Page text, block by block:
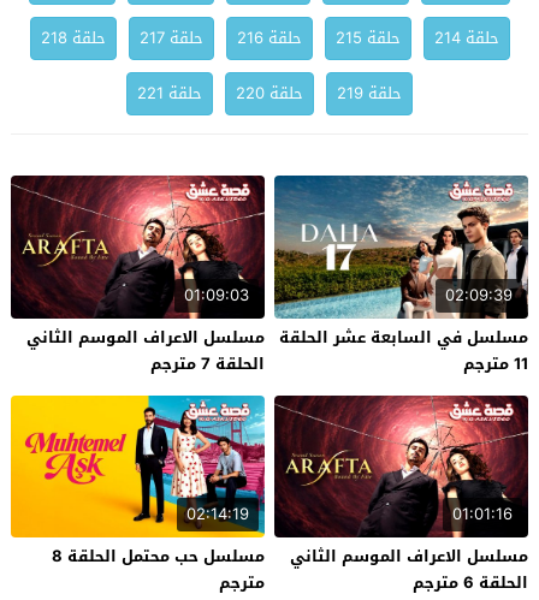
حلقة 214
حلقة 215 حلقة 216 حلقة 217
حلقة 218
حلقة 219
حلقة 220 حلقة 221
02:09:39
مسلسل في السابعة عشر الحلقة
11 مترجم
01:09:03
مسلسل الاعراف الموسم الثاني
الحلقة 7 مترجم
01:01:16
مسلسل الاعراف الموسم الثاني
الحلقة 6 مترجم
02:14:19
مسلسل حب محتمل الحلقة 8
مترجم